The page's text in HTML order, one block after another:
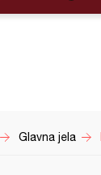
Glavna jela